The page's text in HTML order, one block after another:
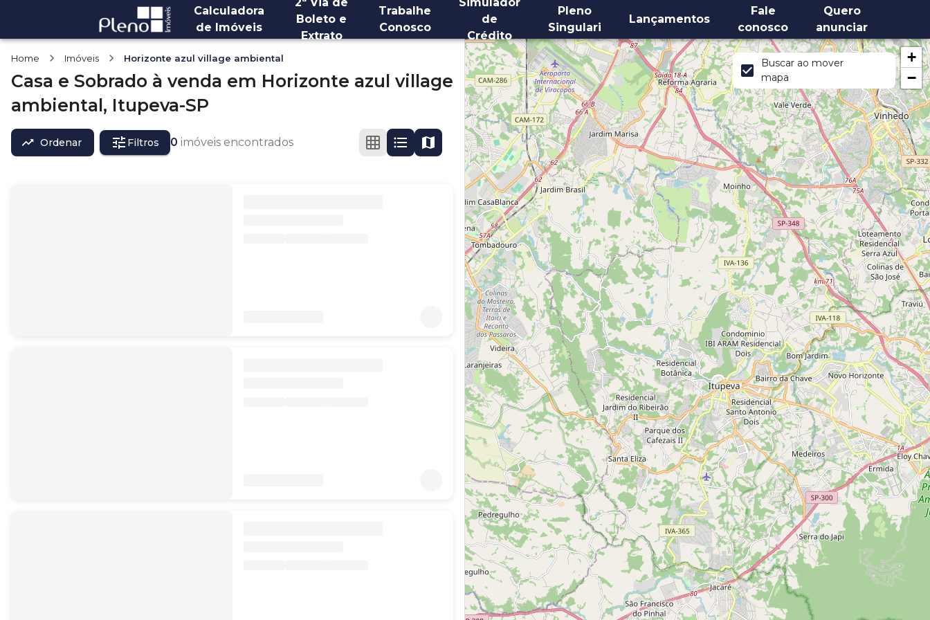
Calculadora
de Imóveis
Boleto e
Extrato
Trabalhe
Conosco
de
Crédito
Pleno
Singulari
Lançamentos
Fale
conosco
Quero
anunciar
Home Imóveis Horizonte azul village ambiental
Casa e Sobrado à venda em Horizonte azul village
ambiental, Itupeva-SP
Ordenar Filtros 0 imóveis encontrados
+
−
Buscar ao mover
mapa